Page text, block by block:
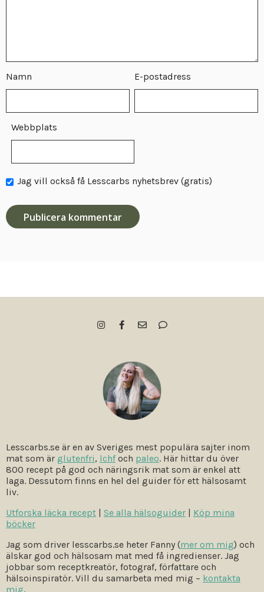
Namn E-postadress
Webbplats
Jag vill också få Lesscarbs nyhetsbrev (gratis)
Lesscarbs.se är en av Sveriges mest populära sajter inom
mat som är glutenfri, lchfoch paleo. Här hittar du över
800 recept på god och näringsrik mat som är enkel att
laga. Dessutom finns en hel del guider för ett hälsosamt
liv.
Utforska läcka recept | Se alla hälsoguider | Köp mina
böcker
Jag som driver lesscarbs.se heter Fanny (mer om mig) och
älskar god och hälsosam mat med få ingredienser. Jag
jobbar som receptkreatör, fotograf, författare och
hälsoinspiratör. Vill du samarbeta med mig – kontakta
mig.